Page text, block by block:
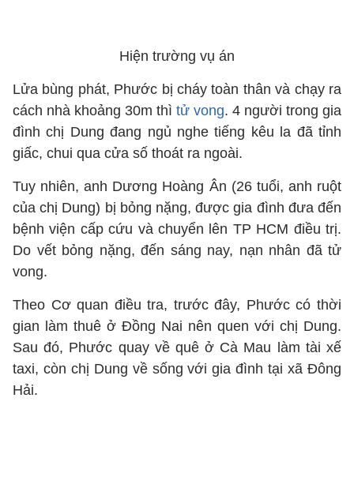
Hiện trường vụ án
Lửa bùng phát, Phước bị cháy toàn thân và chạy ra
cách nhà khoảng 30m thì tử vong. 4 người trong gia
đình chị Dung đang ngủ nghe tiếng kêu la đã tỉnh
giấc, chui qua cửa số thoát ra ngoài.
Tuy nhiên, anh Dương Hoàng Ân (26 tuổi, anh ruột
của chị Dung) bị bỏng nặng, được gia đình đưa đến
bệnh viện cấp cứu và chuyển lên TP HCM điều trị.
Do vết bỏng nặng, đến sáng nay, nạn nhân đã tử
vong.
Theo Cơ quan điều tra, trước đây, Phước có thời
gian làm thuê ở Đồng Nai nên quen với chị Dung.
Sau đó, Phước quay về quê ở Cà Mau làm tài xế
taxi, còn chị Dung về sống với gia đình tại xã Đông
Hải.